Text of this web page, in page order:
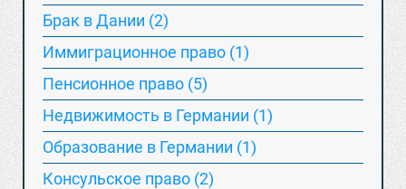
Брак в Дании (2)
Иммиграционное право (1)
Пенсионное право (5)
Недвижимость в Германии (1)
Образование в Германии (1)
Консульское право (2)